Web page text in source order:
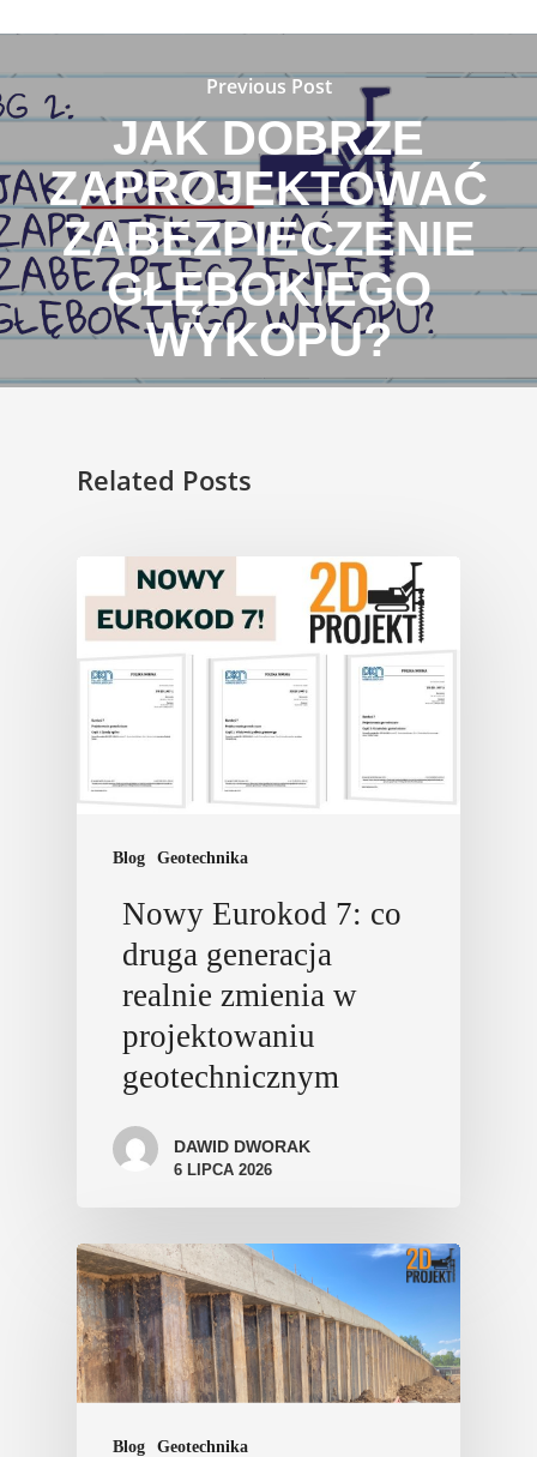
Previous Post
JAK DOBRZE
ZAPROJEKTOWAĆ
ZABEZPIECZENIE
GŁĘBOKIEGO
WYKOPU?
Related Posts
Blog Geotechnika
Nowy Eurokod 7: co
druga generacja
realnie zmienia w
projektowaniu
geotechnicznym
DAWID DWORAK
6 LIPCA 2026
Blog Geotechnika